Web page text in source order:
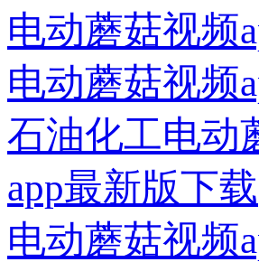
电动蘑菇视频
电动蘑菇视频
石油化工电动
app最新版下载
电动蘑菇视频